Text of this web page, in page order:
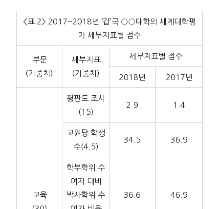
<표 2> 2017~2018년 ‘갑’국 ○○대학의 세계대학평
가 세부지표별 점수
부문
(가중치)
세부지표
(가중치)
세부지표별 점수
2018년 2017년
교육
평판도 조사
(15)
2.9 1.4
교원당 학생
수(4.5)
34.5 36.9
학부학위 수
여자 대비
박사학위 수
36.6 46.9